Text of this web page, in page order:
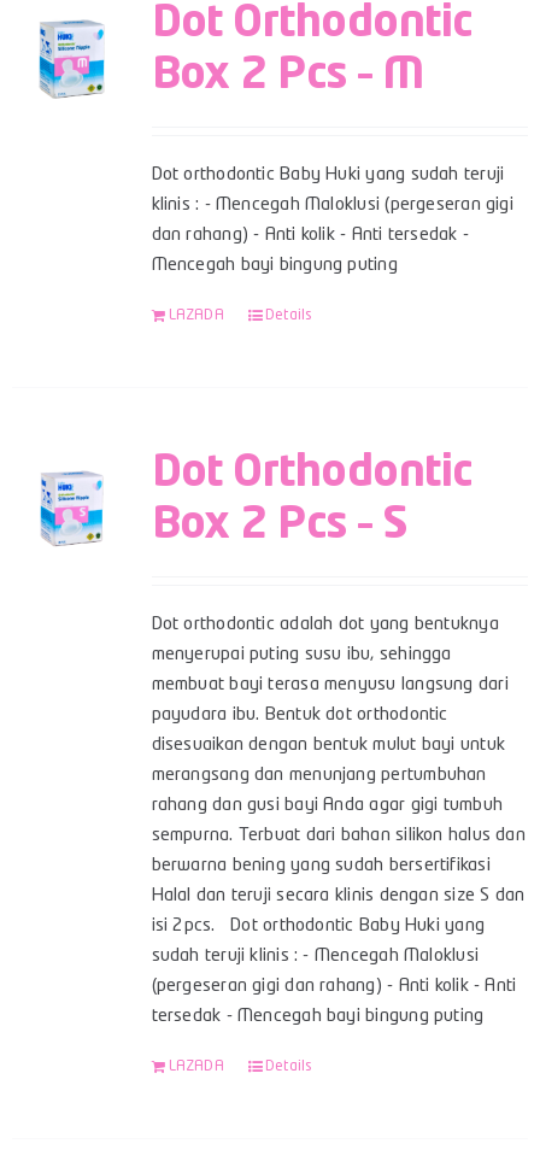
Dot Orthodontic
Box 2 Pcs – M
Dot orthodontic Baby Huki yang sudah teruji
klinis : - Mencegah Maloklusi (pergeseran gigi
dan rahang) - Anti kolik - Anti tersedak -
Mencegah bayi bingung puting
LAZADA Details
Dot Orthodontic
Box 2 Pcs – S
Dot orthodontic adalah dot yang bentuknya
menyerupai puting susu ibu, sehingga
membuat bayi terasa menyusu langsung dari
payudara ibu. Bentuk dot orthodontic
disesuaikan dengan bentuk mulut bayi untuk
merangsang dan menunjang pertumbuhan
rahang dan gusi bayi Anda agar gigi tumbuh
sempurna. Terbuat dari bahan silikon halus dan
berwarna bening yang sudah bersertifikasi
Halal dan teruji secara klinis dengan size S dan
isi 2pcs. Dot orthodontic Baby Huki yang
sudah teruji klinis : - Mencegah Maloklusi
(pergeseran gigi dan rahang) - Anti kolik - Anti
tersedak - Mencegah bayi bingung puting
LAZADA Details